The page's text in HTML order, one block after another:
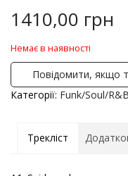
1410,00 грн
Немає в наявності
Повідомити, якщо
Категорії: Funk/Soul/R&B
Трекліст